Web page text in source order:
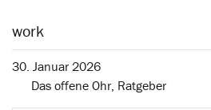
work
30. Januar 2026
Das offene Ohr, Ratgeber